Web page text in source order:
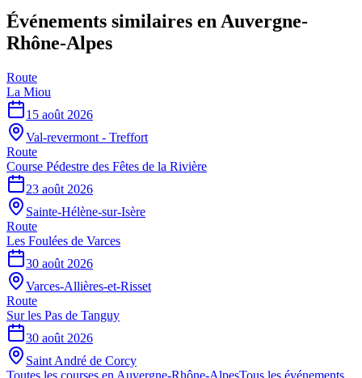
Événements similaires en Auvergne-
Rhône-Alpes
Route
La Miou
15 août 2026
Val-revermont - Treffort
Route
Course Pédestre des Fêtes de la Rivière
23 août 2026
Sainte-Hélène-sur-Isère
Route
Les Foulées de Varces
30 août 2026
Varces-Allières-et-Risset
Route
Sur les Pas de Tanguy
30 août 2026
Saint André de Corcy
Toutes les courses en Auvergne-Rhône-AlpesTous les événements